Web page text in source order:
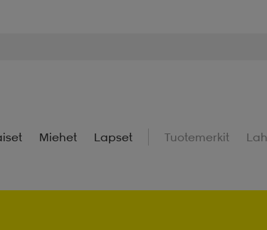
Miehet Lapset Tuotemerkit